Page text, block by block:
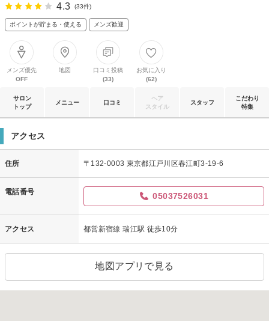
4.3 (33件)
ポイントが貯まる・使える メンズ歓迎
メンズ優先
OFF
地図
口コミ投稿
(33)
お気に入り
(62)
サロン
トップ
メニュー 口コミ
ヘア
スタイル
スタッフ
こだわり
特集
アクセス
住所 〒132-0003 東京都江戸川区春江町3-19-6
電話番号 05037526031
アクセス 都営新宿線 瑞江駅 徒歩10分
地図アプリで見る